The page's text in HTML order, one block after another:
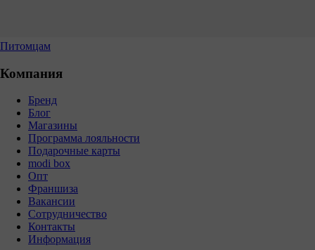
Питомцам
Компания
Бренд
Блог
Магазины
Программа лояльности
Подарочные карты
modi box
Опт
Франшиза
Вакансии
Сотрудничество
Контакты
Информация